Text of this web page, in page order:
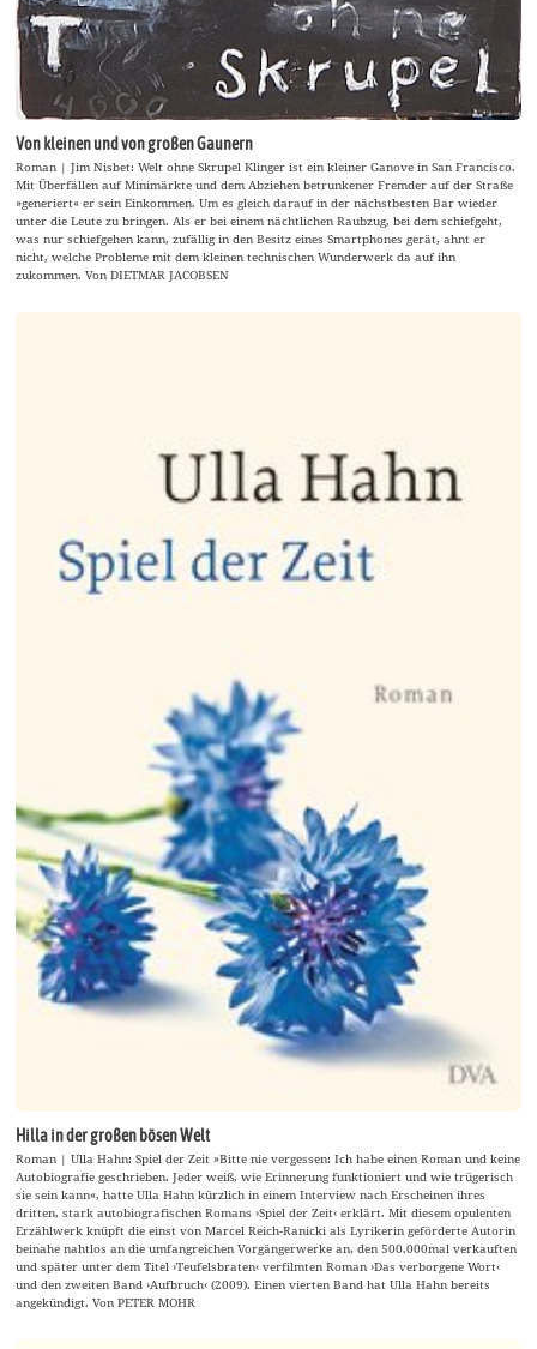
Von kleinen und von großen Gaunern
Roman | Jim Nisbet: Welt ohne Skrupel Klinger ist ein kleiner Ganove in San Francisco.
Mit Überfällen auf Minimärkte und dem Abziehen betrunkener Fremder auf der Straße
»generiert« er sein Einkommen. Um es gleich darauf in der nächstbesten Bar wieder
unter die Leute zu bringen. Als er bei einem nächtlichen Raubzug, bei dem schiefgeht,
was nur schiefgehen kann, zufällig in den Besitz eines Smartphones gerät, ahnt er
nicht, welche Probleme mit dem kleinen technischen Wunderwerk da auf ihn
zukommen. Von DIETMAR JACOBSEN
Hilla in der großen bösen Welt
Roman | Ulla Hahn: Spiel der Zeit »Bitte nie vergessen: Ich habe einen Roman und keine
Autobiografie geschrieben. Jeder weiß, wie Erinnerung funktioniert und wie trügerisch
sie sein kann«, hatte Ulla Hahn kürzlich in einem Interview nach Erscheinen ihres
dritten, stark autobiografischen Romans ›Spiel der Zeit‹ erklärt. Mit diesem opulenten
Erzählwerk knüpft die einst von Marcel Reich-Ranicki als Lyrikerin geförderte Autorin
beinahe nahtlos an die umfangreichen Vorgängerwerke an, den 500.000mal verkauften
und später unter dem Titel ›Teufelsbraten‹ verfilmten Roman ›Das verborgene Wort‹
und den zweiten Band ›Aufbruch‹ (2009). Einen vierten Band hat Ulla Hahn bereits
angekündigt. Von PETER MOHR